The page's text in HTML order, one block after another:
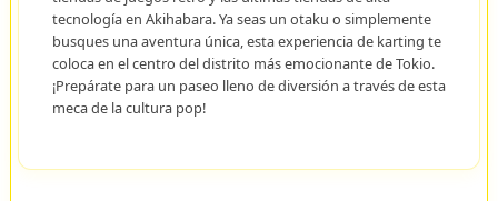
tecnología en Akihabara. Ya seas un otaku o simplemente
busques una aventura única, esta experiencia de karting te
coloca en el centro del distrito más emocionante de Tokio.
¡Prepárate para un paseo lleno de diversión a través de esta
meca de la cultura pop!